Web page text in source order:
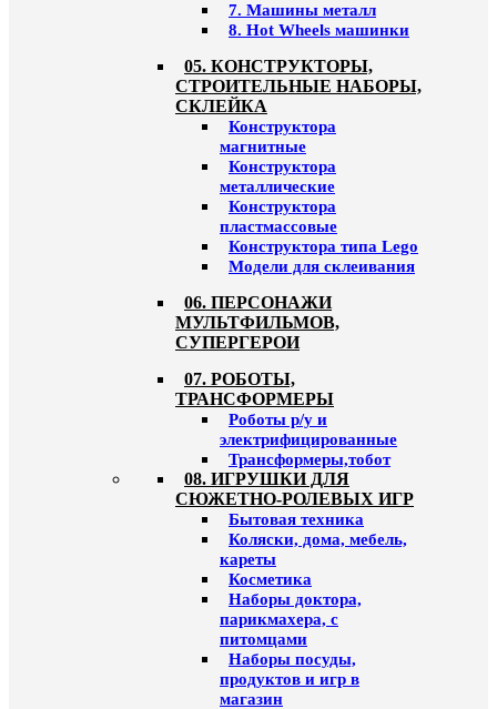
7. Машины металл
8. Hot Wheels машинки
05. КОНСТРУКТОРЫ,
СТРОИТЕЛЬНЫЕ НАБОРЫ,
СКЛЕЙКА
Конструктора
магнитные
Конструктора
металлические
Конструктора
пластмассовые
Конструктора типа Lego
Модели для склеивания
06. ПЕРСОНАЖИ
МУЛЬТФИЛЬМОВ,
СУПЕРГЕРОИ
07. РОБОТЫ,
ТРАНСФОРМЕРЫ
Роботы р/у и
электрифицированные
Трансформеры,тобот
08. ИГРУШКИ ДЛЯ
СЮЖЕТНО-РОЛЕВЫХ ИГР
Бытовая техника
Коляски, дома, мебель,
кареты
Косметика
Наборы доктора,
парикмахера, с
питомцами
Наборы посуды,
продуктов и игр в
магазин